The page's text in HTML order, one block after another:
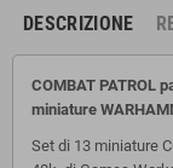
DESCRIZIONE
COMBAT PATROL
miniature
Set di 13 miniature